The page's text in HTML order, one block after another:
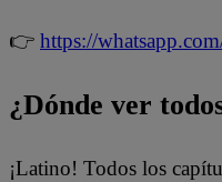
👉 https://
¿Dónde ver
¡Latino! Todos los